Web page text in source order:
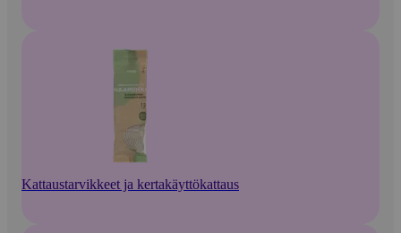
Kattaustarvikkeet ja kertakäyttökattaus